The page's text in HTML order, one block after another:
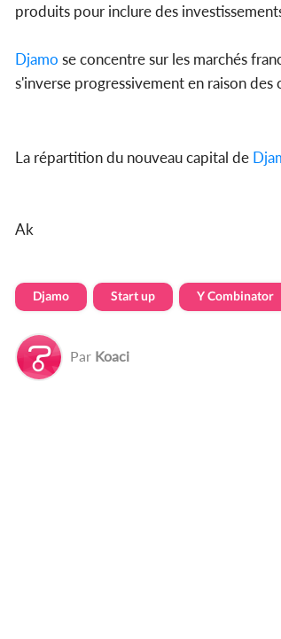
produits pour inclure des
Djamo se concentre sur les marchés
s'inverse progressivement en raison
La répartition du nouveau capital de
Ak
Djamo Start up Y Combinator
Par Koaci